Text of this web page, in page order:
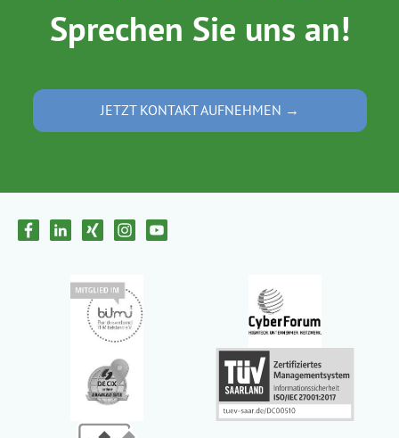
Sprechen Sie uns an!
JETZT KONTAKT AUFNEHMEN →